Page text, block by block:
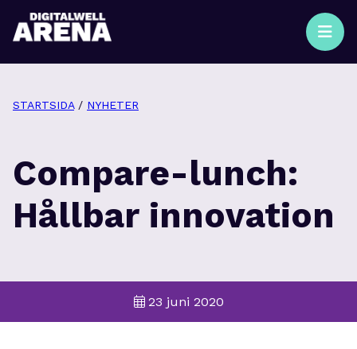
STARTSIDA/ NYHETER
Compare-lunch:
Hållbar innovation
23 juni 2020